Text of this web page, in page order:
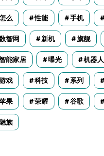
么 性能 手机
智网 新机 旗舰
能家居 曝光 机器人
戏 科技 系列
果 荣耀 谷歌
魅族